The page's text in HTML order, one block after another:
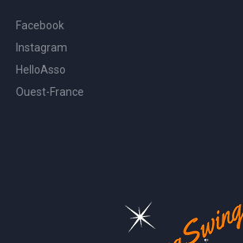
Facebook
Instagram
HelloAsso
Ouest-France